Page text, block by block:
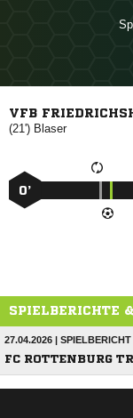
VFB
(21') 
0’
SPIELBERICHTE
27.04.2026 | SPIELBERICHT
FC ROTTENBURG